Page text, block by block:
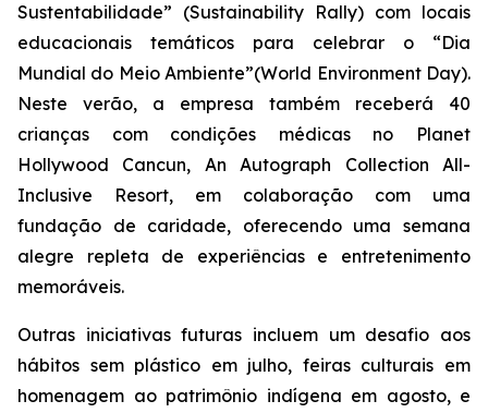
Sustentabilidade” (Sustainability Rally) com locais
educacionais temáticos para celebrar o “Dia
Mundial do Meio Ambiente”(World Environment Day).
Neste verão, a empresa também receberá 40
crianças com condições médicas no Planet
Hollywood Cancun, An Autograph Collection All-
Inclusive Resort, em colaboração com uma
fundação de caridade, oferecendo uma semana
alegre repleta de experiências e entretenimento
memoráveis.
Outras iniciativas futuras incluem um desafio aos
hábitos sem plástico em julho, feiras culturais em
homenagem ao patrimônio indígena em agosto, e